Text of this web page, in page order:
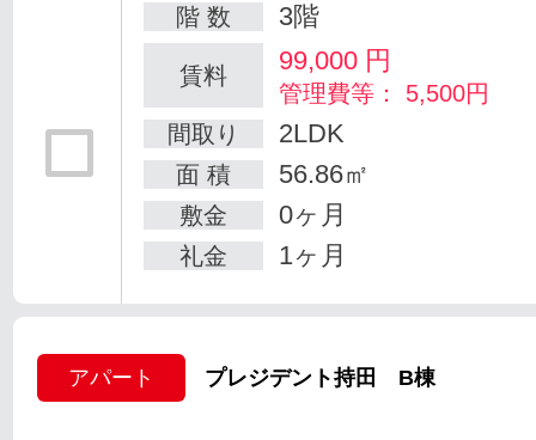
階 数 3階
賃料 99,000 円
管理費等： 5,500円
間取り
2LDK
面 積 56.86㎡
敷金 0ヶ月
礼金 1ヶ月
アパート プレジデント持田 B棟